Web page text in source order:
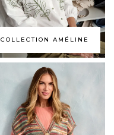
COLLECTION AMÉLINE